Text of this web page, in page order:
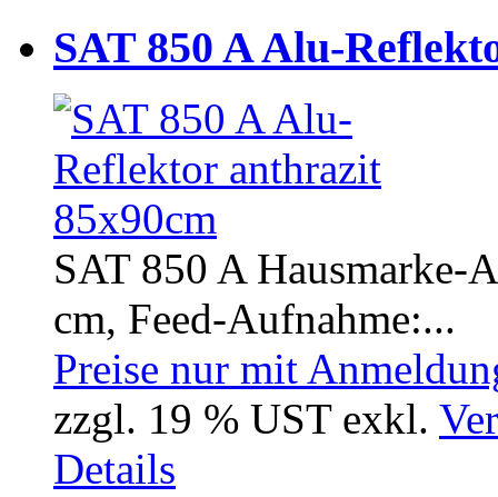
SAT 850 A Alu-
SAT 850 A Hausmarke-
cm, Feed-Aufnahme:...
Preise nur mit
zzgl. 19 % UST exkl.
Details